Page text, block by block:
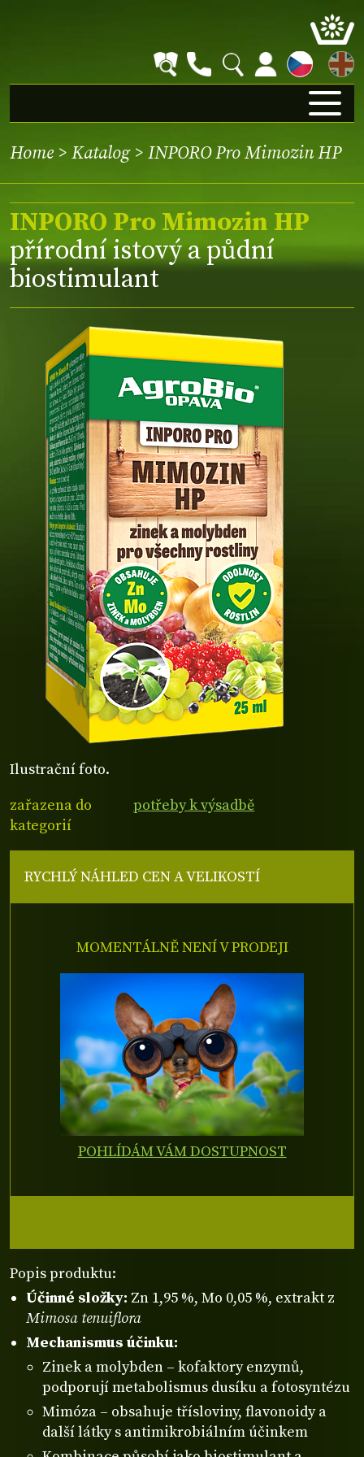
EN
Home > Katalog> INPORO Pro Mimozin HP
Ilustrační foto.
INPORO Pro Mimozin HP
přírodní istový a půdní
biostimulant
zařazena do
kategorií
potřeby k výsadbě
Popis produktu:
Účinné složky: Zn 1,95 %, Mo 0,05 %, extrakt z
Mimosa tenuiflora
Mechanismus účinku:
Zinek a molybden – kofaktory enzymů,
podporují metabolismus dusíku a fotosyntézu
Mimóza – obsahuje třísloviny, flavonoidy a
další látky s antimikrobiálním účinkem
RYCHLÝ NÁHLED CEN A VELIKOSTÍ
MOMENTÁLNĚ NENÍ V PRODEJI
POHLÍDÁM VÁM DOSTUPNOST